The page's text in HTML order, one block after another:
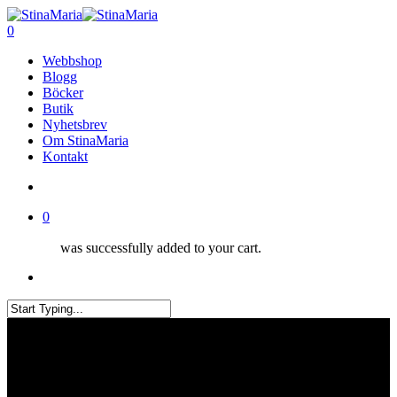
Skip
to
content
search
0
Webbshop
Blogg
Böcker
Butik
Nyhetsbrev
Om StinaMaria
Kontakt
0
was successfully added to your cart.